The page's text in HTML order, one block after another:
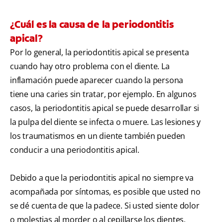
¿Cuál es la causa de la periodontitis
apical?
Por lo general, la periodontitis apical se presenta
cuando hay otro problema con el diente. La
inflamación puede aparecer cuando la persona
tiene una caries sin tratar, por ejemplo. En algunos
casos, la periodontitis apical se puede desarrollar si
la pulpa del diente se infecta o muere. Las lesiones y
los traumatismos en un diente también pueden
conducir a una periodontitis apical.
Debido a que la periodontitis apical no siempre va
acompañada por síntomas, es posible que usted no
se dé cuenta de que la padece. Si usted siente dolor
o molestias al morder o al cepillarse los dientes,